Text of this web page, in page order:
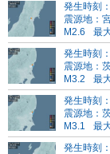
発生時刻
震源地：
M2.6
最
発生時刻
震源地：
M3.2
最
発生時刻
震源地：
M3.1
最
発生時刻